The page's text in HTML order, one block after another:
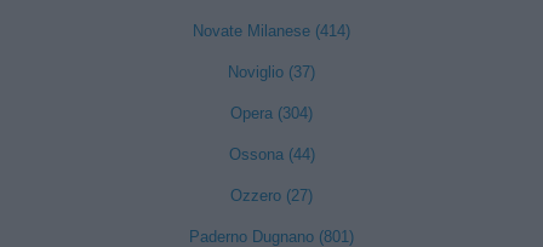
Novate Milanese (414)
Noviglio (37)
Opera (304)
Ossona (44)
Ozzero (27)
Paderno Dugnano (801)